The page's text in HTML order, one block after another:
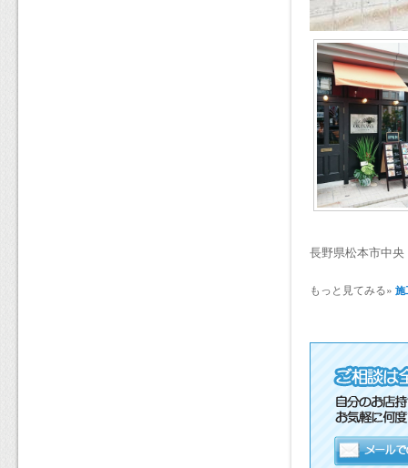
長野県松本市中央
もっと見てみる» 施